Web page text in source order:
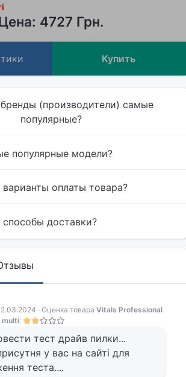
4727 Грн.
Купить
(производители) самые
популярные?
популярные модели?
варианты оплаты товара?
способы доставки?
· Оценка товара Vitals Professional
multi:
тест драйв пилки...
у вас на сайті для
теста....